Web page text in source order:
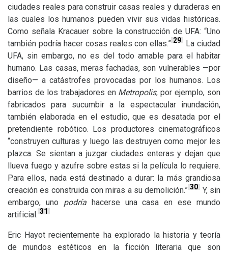
ciudades reales para construir casas reales y duraderas en
las cuales los humanos pueden vivir sus vidas históricas.
Como señala Kracauer sobre la construcción deUFA: “Uno
también podría hacer cosas reales con ellas.” 29
La ciudad
UFA, sin embargo, no es del todo amable para el habitar
humano. Las casas, meras fachadas, son vulnerables —por
diseño— a catástrofes provocadas por los humanos. Los
barrios de los trabajadores en Metropolis, por ejemplo, son
fabricados para sucumbir a la espectacular inundación,
también elaborada en el estudio, que es desatada por el
pretendiente robótico. Los productores cinematográficos
“construyen culturas y luego las destruyen como mejor les
plazca. Se sientan a juzgar ciudades enteras y dejan que
llueva fuego y azufre sobre estas si la película lo requiere.
Para ellos, nada está destinado a durar: la más grandiosa
creación es construida con miras a su demolición.” 30 Y, sin
embargo, uno podría hacerse una casa en ese mundo
artificial. 31
Eric Hayot recientemente ha explorado la historia y teoría
de mundos estéticos en la ficción literaria que son